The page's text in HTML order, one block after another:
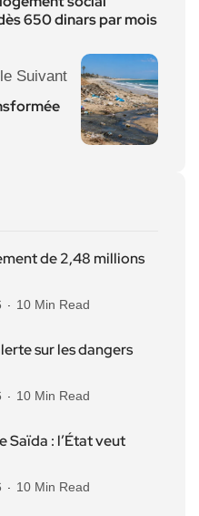
650 dinars par mois
Suivant
de 2,48 millions
10 Min Read
sur les dangers
10 Min Read
Saïda : l’État veut
10 Min Read